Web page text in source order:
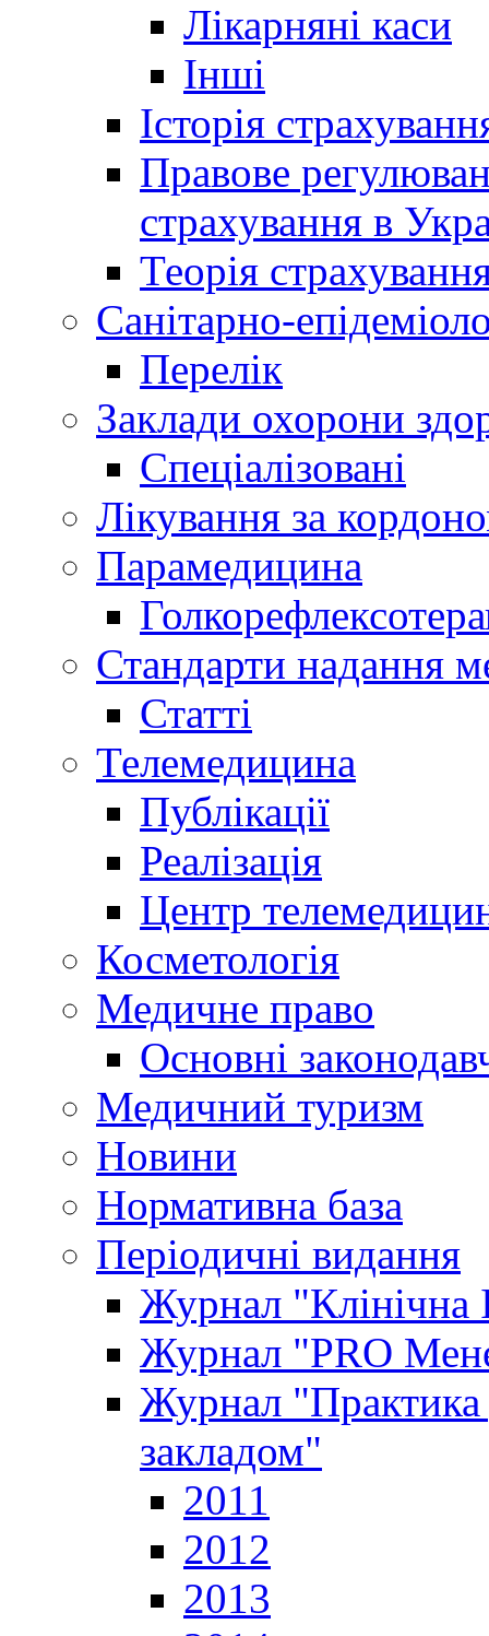
Лікарняні каси
Інші
Історія
Правове
страхування в
Теорія
Санітарно-
Перелік
Заклади охорони
Спеціалізовані
Лікування за
Парамедицина
Стандарти надання
Статті
Телемедицина
Публікації
Реалізація
Центр
Косметологія
Медичне право
Основні
Медичний туризм
Новини
Нормативна база
Періодичні видання
Журнал "Клінічна
Журнал "PRO
Журнал "Практика
закладом"
2011
2012
2013